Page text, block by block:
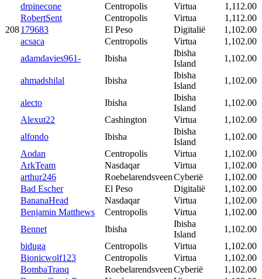
drpinecone
Centropolis Virtua
1,112.00
RobertSent
Centropolis Virtua
1,112.00
208179683 El Peso Digitalië
1,102.00
acsaca
Centropolis Virtua
1,102.00
adamdavies961-
Ibisha
Ibisha
Island
1,102.00
ahmadshilal Ibisha
Ibisha
Island
1,102.00
alecto Ibisha
Ibisha
Island
1,102.00
Alexut22
Cashington Virtua
1,102.00
alfondo
Ibisha
Ibisha
Island
1,102.00
Aodan
Centropolis Virtua
1,102.00
ArkTeam
Nasdaqar Virtua
1,102.00
arthur246
RoebelarendsveenCyberië
1,102.00
Bad Escher
El Peso Digitalië
1,102.00
BananaHead
Nasdaqar Virtua
1,102.00
Benjamin Matthews
Centropolis Virtua
1,102.00
Bennet
Ibisha
Ibisha
Island
1,102.00
biduga
Centropolis Virtua
1,102.00
Bionicwolf123
Centropolis Virtua
1,102.00
BombaTranq
RoebelarendsveenCyberië
1,102.00